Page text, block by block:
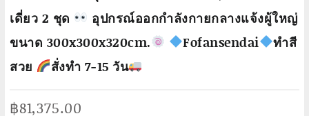
เดี่ยว 2 ชุด
อุปกรณ์ออกกำลังกายกลางแจ้งผู้ใหญ่
ขนาด 300x300x320cm.
Fofansendai
ทำสี
สวย
สั่งทำ 7-15 วัน
฿81,375.00